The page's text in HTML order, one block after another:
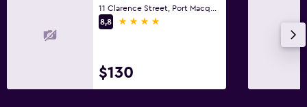
8,8
4 estrellas
$130